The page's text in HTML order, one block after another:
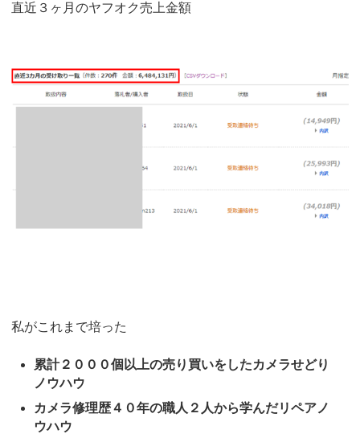
直近３ヶ月のヤフオク売上金額
私がこれまで培った
累計２０００個以上の売り買いをしたカメラせどり
ノウハウ
カメラ修理歴４０年の職人２人から学んだリペアノ
ウハウ